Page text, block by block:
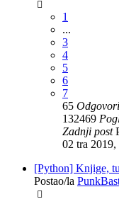
1
...
3
4
5
6
7
65 Odgovori
132469
Zadnji post
02 tra 2019,
[Python] Knjige,
Postao/la